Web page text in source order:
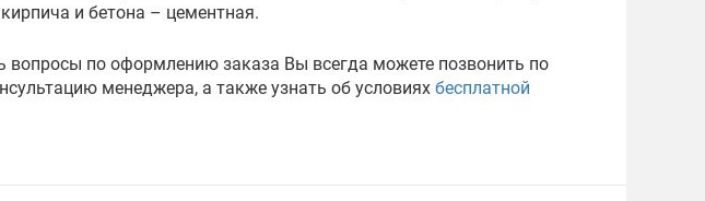
и бетона – цементная.
вопросы по оформлению заказа Вы всегда можете позвонить по
менеджера, а также узнать об условиях бесплатной